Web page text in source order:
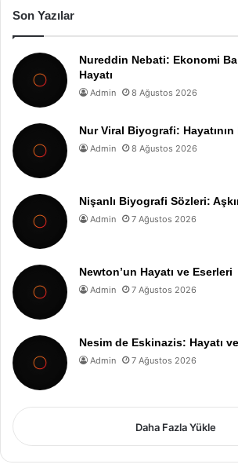
Son Yazılar
Nureddin Nebati: Ekonomi
Hayatı
Admin 8 Ağustos 2026
Nur Viral Biyografi: Hayatının
Admin 8 Ağustos 2026
Nişanlı Biyografi Sözleri:
Admin 7 Ağustos 2026
Newton’un Hayatı ve Eserleri
Admin 7 Ağustos 2026
Nesim de Eskinazis: Hayatı
Admin 7 Ağustos 2026
Daha Fazla Yükle